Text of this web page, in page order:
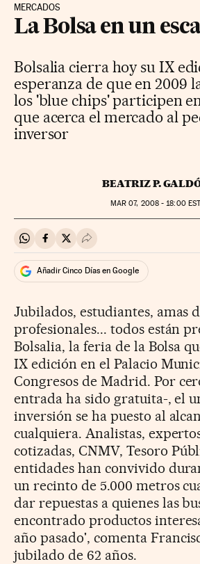
MERCADOS
La Bolsa en un
Bolsalia cierra hoy su IX
esperanza de que en 2009
los 'blue chips' participen
que acerca el mercado al
inversor
BEATRIZ P.
MAR 07, 2008 - 18:00
Compartir en Whatsapp
Compartir en Facebook
Compartir en Twitter
Desplegar Redes
Añadir Cinco Días en Google
Jubilados, estudiantes, amas
profesionales... todos están
Bolsalia, la feria de la Bolsa
IX edición en el Palacio
Congresos de Madrid. Por
entrada ha sido gratuita-, el
inversión se ha puesto al
cualquiera. Analistas,
cotizadas, CNMV, Tesoro
entidades han convivido
un recinto de 5.000 metros
dar repuestas a quienes las
encontrado productos
año pasado', comenta
jubilado de 62 años.